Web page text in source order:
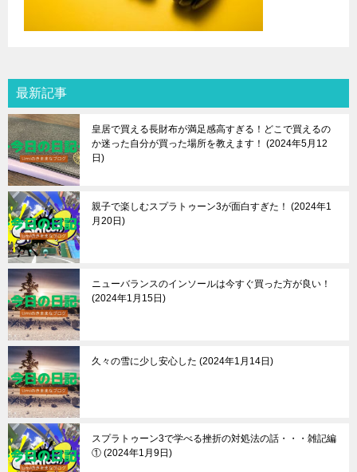
最新記事
皇居で買える長財布が満足感高すぎる！どこで買えるの
か迷った自分が買った場所を教えます！
2024年5月12
日
親子で楽しむスプラトゥーン3が面白すぎた！
2024年1
月20日
ニューバランスのインソールは今すぐ買った方が良い！
2024年1月15日
久々の雪に少し安心した 2024年1月14日
スプラトゥーン3で学べる挫折の対処法の話・・・雑記編
① 2024年1月9日